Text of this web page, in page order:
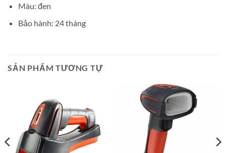
Màu: đen
Bảo hành: 24 tháng
SẢN PHẨM TƯƠNG TỰ